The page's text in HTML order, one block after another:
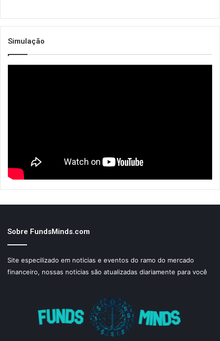
Simulação
Sobre FundsMinds.com
Site especilizado em noticias e eventos do ramo do mercado
financeiro, nossas noticias são atualizadas diariamente para você